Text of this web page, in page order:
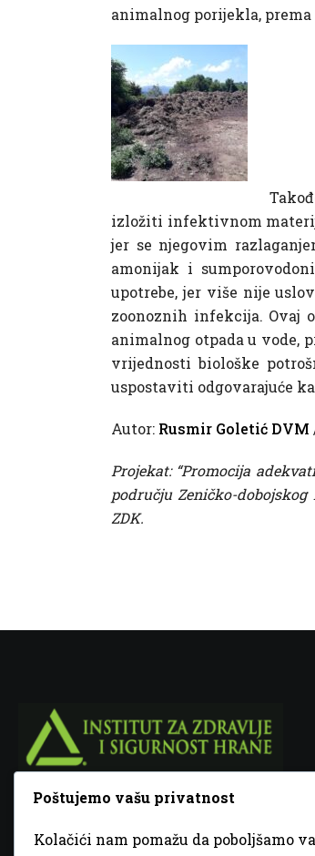
animalnog porijekla,
izložiti infektivnom
jer se njegovim
amonijak i
upotrebe, jer više nije
zoonoznih infekcija. Ovaj
animalnog otpada u vode,
vrijednosti biološke
uspostaviti odgovarajuće
Autor: Rusmir Goletić DVM
Projekat: “Promocija
području Zeničko-
ZDK.
Fra Ivana Jukića br. 2, 72000 Zenica, BiH
+387 32 448 001
Poštujemo vašu privatnost
Kolačići nam pomažu da poboljšamo